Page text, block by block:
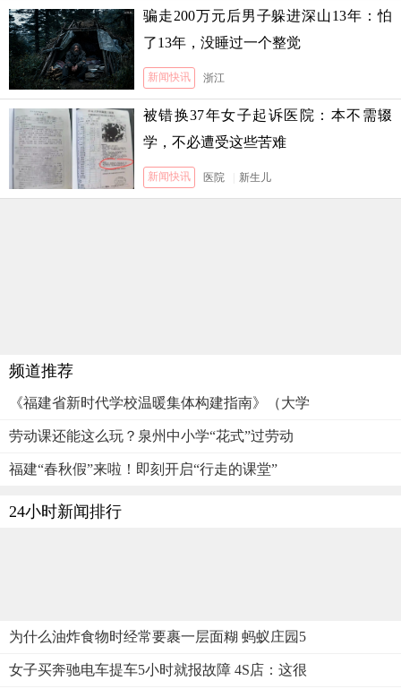
骗走200万元后男子躲进深山13年：怕
了13年，没睡过一个整觉
新闻快讯 浙江
被错换37年女子起诉医院：本不需辍
学，不必遭受这些苦难
新闻快讯 医院 新生儿
频道推荐
《福建省新时代学校温暖集体构建指南》（大学
劳动课还能这么玩？泉州中小学“花式”过劳动
福建“春秋假”来啦！即刻开启“行走的课堂”
24小时新闻排行
为什么油炸食物时经常要裹一层面糊 蚂蚁庄园5
女子买奔驰电车提车5小时就报故障 4S店：这很